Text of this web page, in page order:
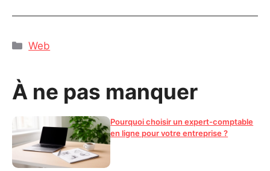
Catégories
Web
À ne pas manquer
Pourquoi choisir un expert-comptable
en ligne pour votre entreprise ?